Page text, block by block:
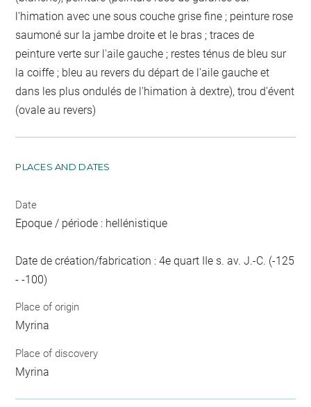
l'himation avec une sous couche grise fine ; peinture rose
saumoné sur la jambe droite et le bras ; traces de
peinture verte sur l'aile gauche ; restes ténus de bleu sur
la coiffe ; bleu au revers du départ de l'aile gauche et
dans les plus ondulés de l'himation à dextre), trou d'évent
(ovale au revers)
PLACES AND DATES
Date
Epoque / période : hellénistique
Date de création/fabrication : 4e quart IIe s. av. J.-C. (-125
- -100)
Place of origin
Myrina
Place of discovery
Myrina